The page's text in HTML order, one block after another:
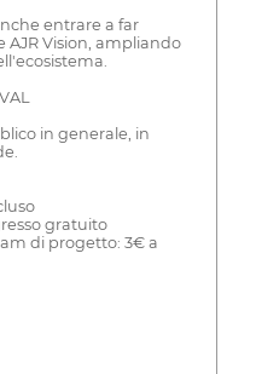
entrare a far
Vision, ampliando
in generale, in
gratuito
di progetto: 3€ a